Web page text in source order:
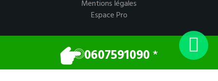
Mentions légales
Espace Pro
0607591090*